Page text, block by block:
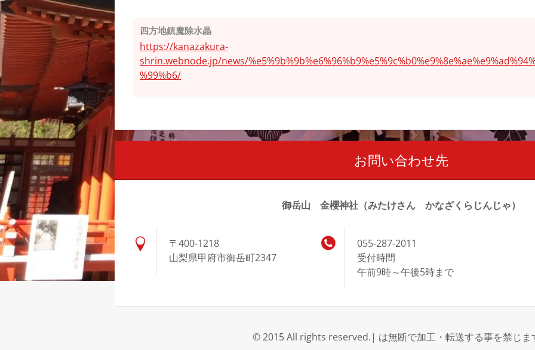
四方地鎮魔除水晶
https://kanazakura-
shrin.webnode.jp/news/
%99%b6/
お問い合わせ先
御岳山 金櫻神社（みたけさん かなざくらじんじゃ）
〒400-1218
山梨県甲府市御岳町2347
055-287-2011
受付時間
午前9時～午後5時まで
© 2015 All rights reserved.| は無断で加工・転送する事を禁じま